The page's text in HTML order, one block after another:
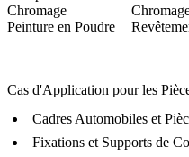
Chromage
Peinture en Poudre
Cas d'Application pour les
Cadres Automobiles et
Fixations et Supports de